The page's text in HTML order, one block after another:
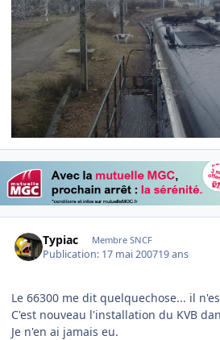
Typiac Membre SNCF
Publication: 17 mai 200719 ans
Le 66300 me dit quelquechose... il
C'est nouveau l'installation du KVB
Je n'en ai jamais eu.